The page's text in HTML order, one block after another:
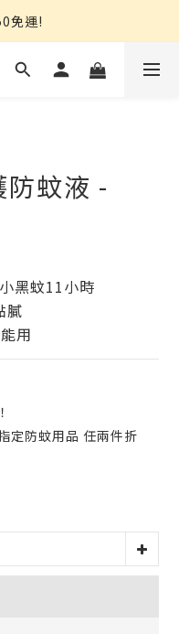
凝膠↘︎499
免運!
一次搞定↘︎$750
蚊液 -
黑蚊11小時
膩
用
定防蚊用品 任兩件折